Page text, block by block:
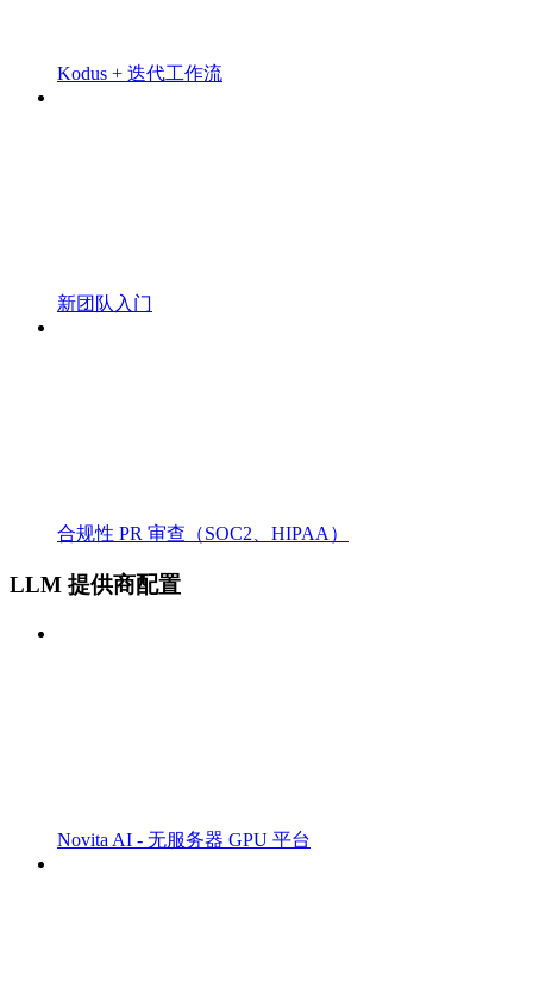
Kodus + 迭代工作流
新团队入门
合规性 PR 审查（SOC2、HIPAA）
LLM 提供商配置
Novita AI - 无服务器 GPU 平台